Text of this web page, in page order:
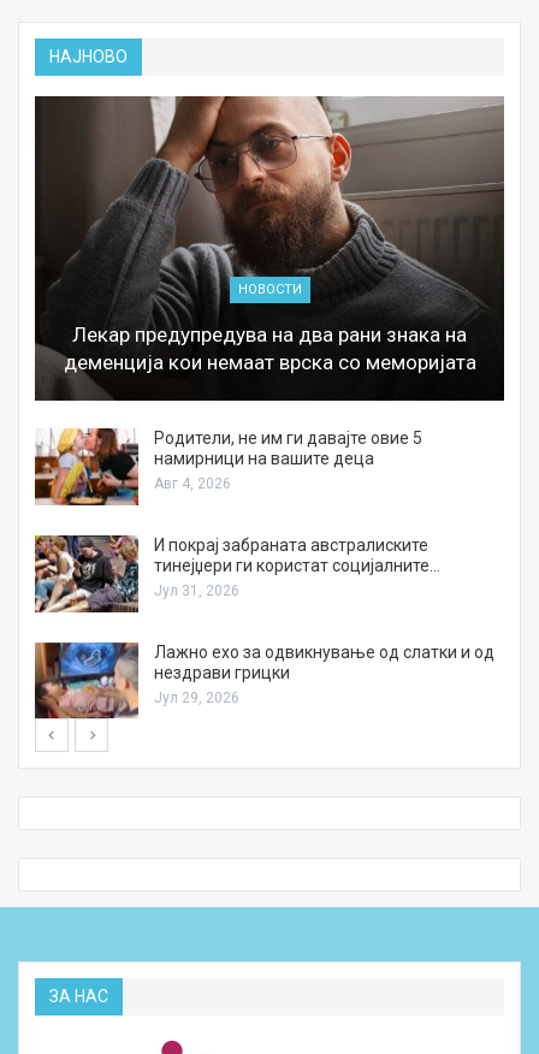
НАЈНОВО
НОВОСТИ
Лекар предупредува на два рани знака на
деменција кои немаат врска со меморијата
Родители, не им ги давајте овие 5
намирници на вашите деца
Авг 4, 2026
И покрај забраната австралиските
тинејџери ги користат социјалните…
Јул 31, 2026
Лажно ехо за одвикнување од слатки и од
нездрави грицки
Јул 29, 2026
ЗА НАС